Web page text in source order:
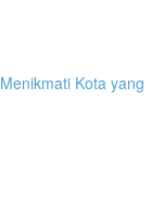
Kota yang